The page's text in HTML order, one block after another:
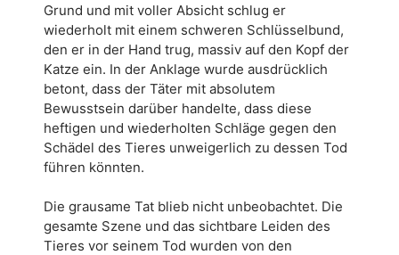
Grund und mit voller Absicht schlug er
wiederholt mit einem schweren Schlüsselbund,
den er in der Hand trug, massiv auf den Kopf der
Katze ein. In der Anklage wurde ausdrücklich
betont, dass der Täter mit absolutem
Bewusstsein darüber handelte, dass diese
heftigen und wiederholten Schläge gegen den
Schädel des Tieres unweigerlich zu dessen Tod
führen könnten.
Die grausame Tat blieb nicht unbeobachtet. Die
gesamte Szene und das sichtbare Leiden des
Tieres vor seinem Tod wurden von den